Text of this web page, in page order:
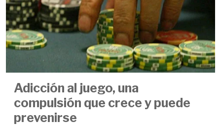
Adicción al juego, una
compulsión que crece y puede
prevenirse